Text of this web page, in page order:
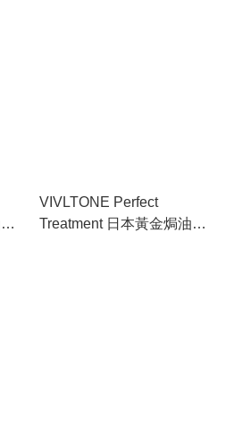
VIVLTONE Perfect
Treatment 日本黃金焗油